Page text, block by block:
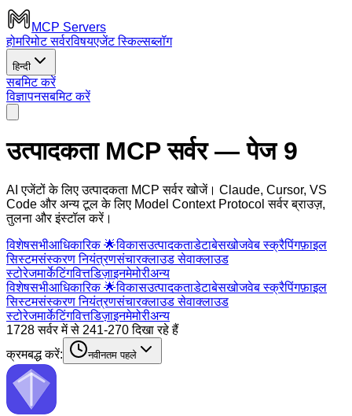
MCP Servers
होमरिमोट सर्वरविषयएजेंट स्किल्सब्लॉग
हिन्दी
सबमिट करें
विज्ञापनसबमिट करें
उत्पादकता MCP सर्वर— पेज 9
AI एजेंटों के लिए उत्पादकता MCP सर्वर खोजें। Claude, Cursor, VS
Code और अन्य टूल के लिए Model Context Protocol सर्वर ब्राउज़,
तुलना और इंस्टॉल करें।
विशेषसभीआधिकारिक 🌟विकासउत्पादकताडेटाबेसखोजवेब स्क्रैपिंगफ़ाइल
सिस्टमसंस्करण नियंत्रणसंचारक्लाउड सेवाक्लाउड
स्टोरेजमार्केटिंगवित्तडिज़ाइनमेमोरीअन्य
विशेषसभीआधिकारिक 🌟विकासउत्पादकताडेटाबेसखोजवेब स्क्रैपिंगफ़ाइल
सिस्टमसंस्करण नियंत्रणसंचारक्लाउड सेवाक्लाउड
स्टोरेजमार्केटिंगवित्तडिज़ाइनमेमोरीअन्य
1728 सर्वर में से 241-270 दिखा रहे हैं
क्रमबद्ध करें:
नवीनतम पहले